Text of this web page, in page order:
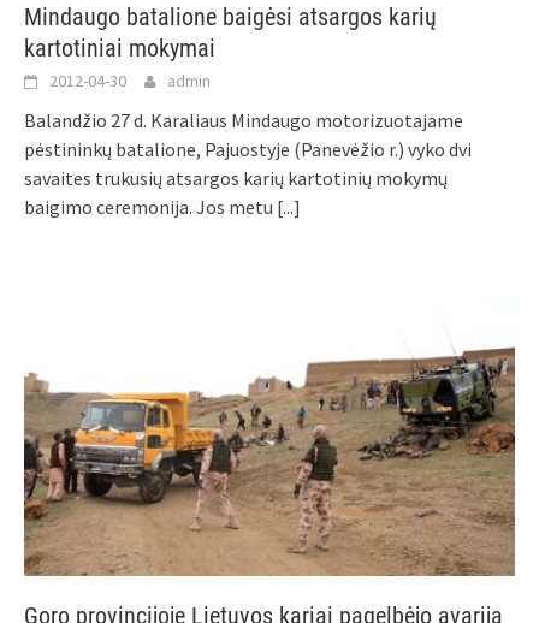
Mindaugo batalione baigėsi atsargos karių
kartotiniai mokymai
2012-04-30 admin
Balandžio 27 d. Karaliaus Mindaugo motorizuotajame
pėstininkų batalione, Pajuostyje (Panevėžio r.) vyko dvi
savaites trukusių atsargos karių kartotinių mokymų
baigimo ceremonija. Jos metu [...]
Goro provincijoje Lietuvos kariai pagelbėjo avariją